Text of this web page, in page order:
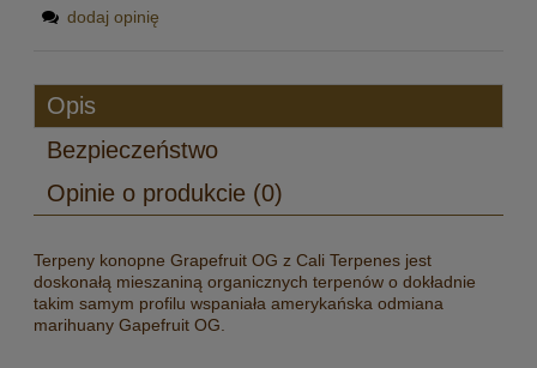
dodaj opinię
Opis
Bezpieczeństwo
Opinie o produkcie (0)
Terpeny konopne Grapefruit OG z Cali Terpenes jest
doskonałą mieszaniną organicznych terpenów o dokładnie
takim samym profilu wspaniała amerykańska odmiana
marihuany Gapefruit OG.